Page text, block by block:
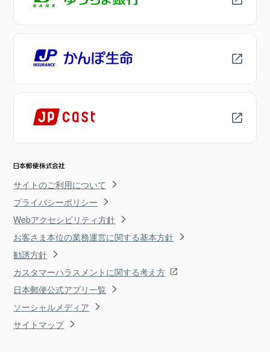
サイトのご利用について
プライバシーポリシー
Webアクセシビリティ方針
お客さま本位の業務運営に関する基本方針
勧誘方針
カスタマーハラスメントに関する考え方
日本郵便公式アプリ一覧
ソーシャルメディア
サイトマップ